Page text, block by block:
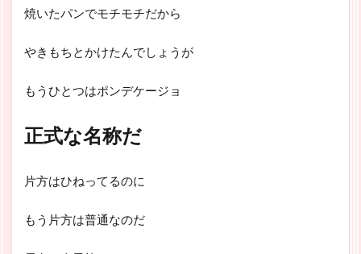
焼いたパンでモチモチだから
やきもちとかけたんでしょうが
もうひとつはポンデケージョ
正式な名称だ
片方はひねってるのに
もう片方は普通なのだ